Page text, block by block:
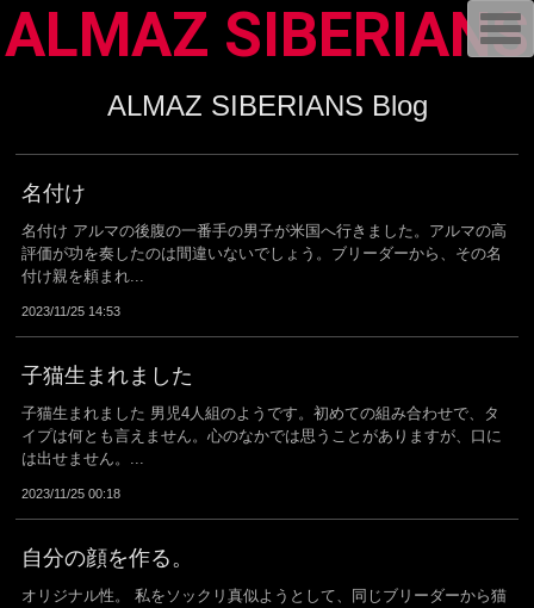
ALMAZ SIBERIANS
ALMAZ SIBERIANS Blog
名付け
名付け アルマの後腹の一番手の男子が米国へ行きました。アルマの高
評価が功を奏したのは間違いないでしょう。ブリーダーから、その名
付け親を頼まれ...
2023/11/25 14:53
子猫生まれました
子猫生まれました 男児4人組のようです。初めての組み合わせで、タ
イプは何とも言えません。心のなかでは思うことがありますが、口に
は出せません。...
2023/11/25 00:18
自分の顔を作る。
オリジナル性。 私をソックリ真似ようとして、同じブリーダーから猫
T
o
g
t